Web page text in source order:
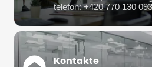
telefon: +420 770 130
Kontakte